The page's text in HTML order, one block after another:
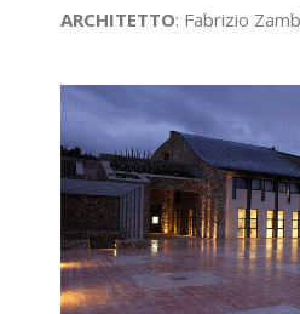
ARCHITETTO: Fabrizio